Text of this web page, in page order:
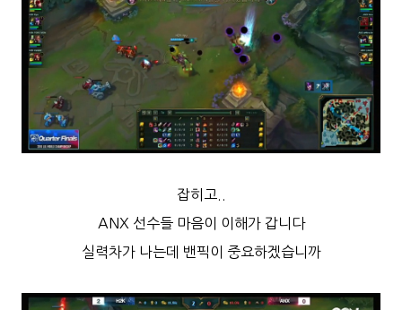
잡히고..
ANX 선수들 마음이 이해가 갑니다
실력차가 나는데 밴픽이 중요하겠습니까